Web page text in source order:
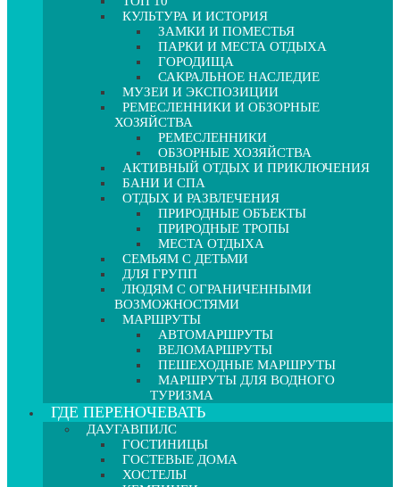
КУЛЬТУРА И ИСТОРИЯ
ЗАМКИ И ПОМЕСТЬЯ
ПАРКИ И МЕСТА ОТДЫХА
ГОРОДИЩА
САКРАЛЬНОЕ НАСЛЕДИЕ
МУЗЕИ И ЭКСПОЗИЦИИ
РЕМЕСЛЕННИКИ И ОБЗОРНЫЕ
ХОЗЯЙСТВА
РЕМЕСЛЕННИКИ
ОБЗОРНЫЕ ХОЗЯЙСТВА
АКТИВНЫЙ ОТДЫХ И ПРИКЛЮЧЕНИЯ
БАНИ И СПА
ОТДЫХ И РАЗВЛЕЧЕНИЯ
ПРИРОДНЫЕ ОБЪЕКТЫ
ПРИРОДНЫЕ ТРОПЫ
МЕСТА ОТДЫХА
СЕМЬЯМ С ДЕТЬМИ
ДЛЯ ГРУПП
ЛЮДЯМ С ОГРАНИЧЕННЫМИ
ВОЗМОЖНОСТЯМИ
МАРШРУТЫ
АВТОМАРШРУТЫ
ВЕЛОМАРШРУТЫ
ПЕШЕХОДНЫЕ МАРШРУТЫ
МАРШРУТЫ ДЛЯ ВОДНОГО
ТУРИЗМА
ГДЕ ПЕРЕНОЧЕВАТЬ
ДАУГАВПИЛС
ГОСТИНИЦЫ
ГОСТЕВЫЕ ДОМА
ХОСТЕЛЫ